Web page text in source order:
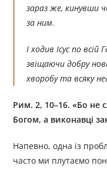
зараз же, кинувши
за ним.
І ходив Ісус по всій
звіщаючи добру
хворобу та всяку
Рим. 2, 10–16. «Бо не
Богом, а виконавці
Напевно, одна із
часто ми плутаємо